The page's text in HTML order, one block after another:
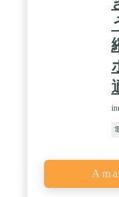
(10.8V)シリーズ
付け替えれば他